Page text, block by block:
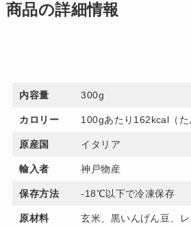
商品の詳細情報
内容量 300g
カロリー 100gあたり162kcal（
原産国 イタリア
輸入者 神戸物産
保存方法 -18℃以下で冷凍保存
原材料
玄米、黒いんげん豆、